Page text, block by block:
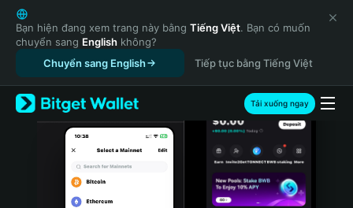
English
日本語
Tiếng Việt
Русский
Español (Latinoamérica)
Türkçe
Italiano
Bạn hiện đang xem trang này bằng Tiếng Việt. Bạn có muốn
chuyển sang English không?
Chuyển sang English
Tiếp tục bằng Tiếng Việt
Tải xuống ngay